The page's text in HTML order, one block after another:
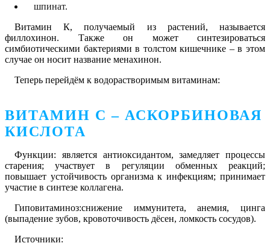
шпинат.
Витамин К, получаемый из растений, называется
филлохинон. Также он может синтезироваться
симбиотическими бактериями в толстом кишечнике – в этом
случае он носит название менахинон.
Теперь перейдём к водорастворимым витаминам:
ВИТАМИН C – АСКОРБИНОВАЯ
КИСЛОТА
Функции: является антиоксидантом, замедляет процессы
старения; участвует в регуляции обменных реакций;
повышает устойчивость организма к инфекциям; принимает
участие в синтезе коллагена.
Гиповитаминоз:снижение иммунитета, анемия, цинга
(выпадение зубов, кровоточивость дёсен, ломкость сосудов).
Источники: